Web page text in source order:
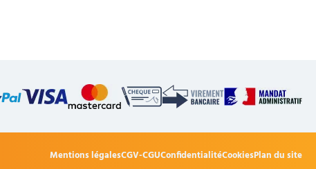
Mentions légalesCGV-CGUConfidentialitéCookiesPlan du site